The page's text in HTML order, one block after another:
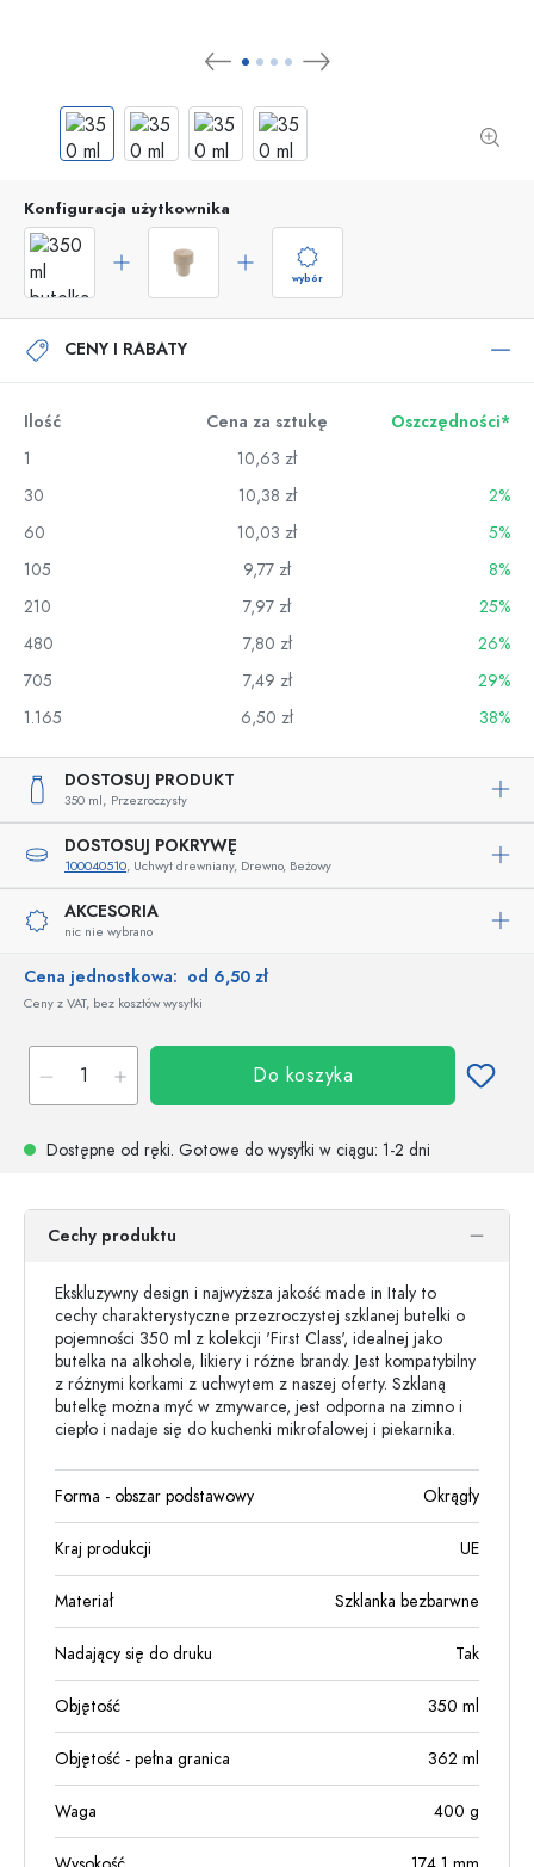
Konfiguracja użytkownika
wybór
CENY I RABATY
Ilość Cena za sztukę
Oszczędności*
1
10,63 zł
30
10,38 zł
2%
60
10,03 zł
5%
105
9,77 zł
8%
210
7,97 zł
25%
480
7,80 zł
26%
705
7,49 zł
29%
1.165
6,50 zł 38%
DOSTOSUJ PRODUKT
350 ml, Przezroczysty
DOSTOSUJ POKRYWĘ
100040510, Uchwyt drewniany, Drewno, Beżowy
AKCESORIA
nic nie wybrano
Cena jednostkowa: od 6,50 zł
Ceny z VAT, bez kosztów wysyłki
Do koszyka
Dostępne od ręki. Gotowe do wysyłki w ciągu: 1-2 dni
Cechy produktu
Ekskluzywny design i najwyższa jakość made in Italy to
cechy charakterystyczne przezroczystej szklanej butelki o
pojemności 350 ml z kolekcji 'First Class', idealnej jako
butelka na alkohole, likiery i różne brandy. Jest kompatybilny
z różnymi korkami z uchwytem z naszej oferty. Szklaną
butelkę można myć w zmywarce, jest odporna na zimno i
ciepło i nadaje się do kuchenki mikrofalowej i piekarnika.
Forma - obszar podstawowy Okrągły
Kraj produkcji UE
Materiał Szklanka bezbarwne
Nadający się do druku Tak
Objętość 350 ml
Objętość - pełna granica 362 ml
Waga 400 g